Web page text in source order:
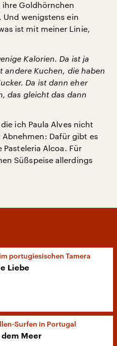
Goldhörnchen
Und wenigstens ein
ist mit meiner Linie,
Kalorien. Da ist ja
andere Kuchen, die haben
Da ist dann eher
das gleicht das dann
ich Paula Alves nicht
Dafür gibt es
Pasteleria Alcoa. Für
Süßspeise allerdings
portugiesischen Tamera
Liebe
Surfen in Portugal
dem Meer